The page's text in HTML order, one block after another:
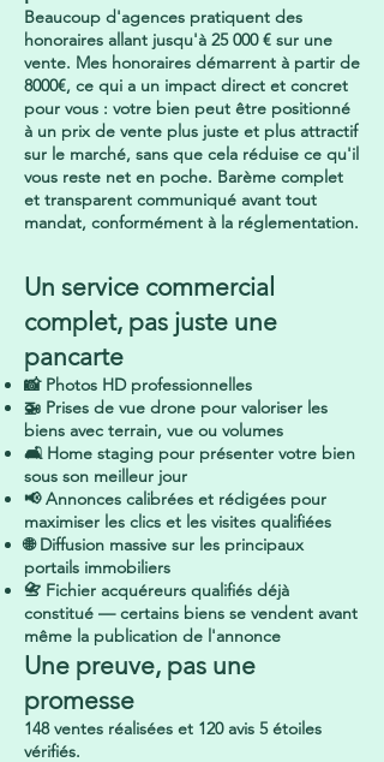
Beaucoup d'agences pratiquent des
honoraires allant jusqu'à 25 000 € sur une
vente. Mes honoraires démarrent à partir de
8000€, ce qui a un impact direct et concret
pour vous : votre bien peut être positionné
à un prix de vente plus juste et plus attractif
sur le marché, sans que cela réduise ce qu'il
vous reste net en poche. Barème complet
et transparent communiqué avant tout
mandat, conformément à la réglementation.
Un service commercial
complet, pas juste une
pancarte
📸 Photos HD professionnelles
🚁 Prises de vue drone pour valoriser les
biens avec terrain, vue ou volumes
🛋️ Home staging pour présenter votre bien
sous son meilleur jour
📢 Annonces calibrées et rédigées pour
maximiser les clics et les visites qualifiées
🌐 Diffusion massive sur les principaux
portails immobiliers
📇 Fichier acquéreurs qualifiés déjà
constitué — certains biens se vendent avant
même la publication de l'annonce
Une preuve, pas une
promesse
148 ventes réalisées et 120 avis 5 étoiles
vérifiés.